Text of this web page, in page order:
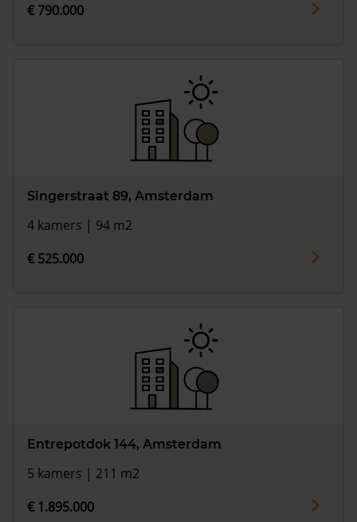
€ 790.000
Singerstraat 89, Amsterdam
4 kamers | 94 m2
€ 525.000
Entrepotdok 144, Amsterdam
5 kamers | 211 m2
€ 1.895.000